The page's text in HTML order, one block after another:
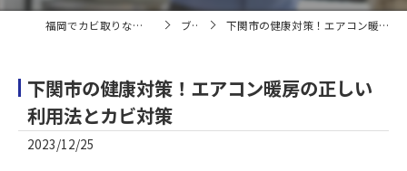
福岡でカビ取りならカビバスターズ福岡 ブログ 下関市の健康対策！エアコン暖房の正しい利用法とカビ対策
下関市の健康対策！エアコン暖房の正しい
利用法とカビ対策
2023/12/25